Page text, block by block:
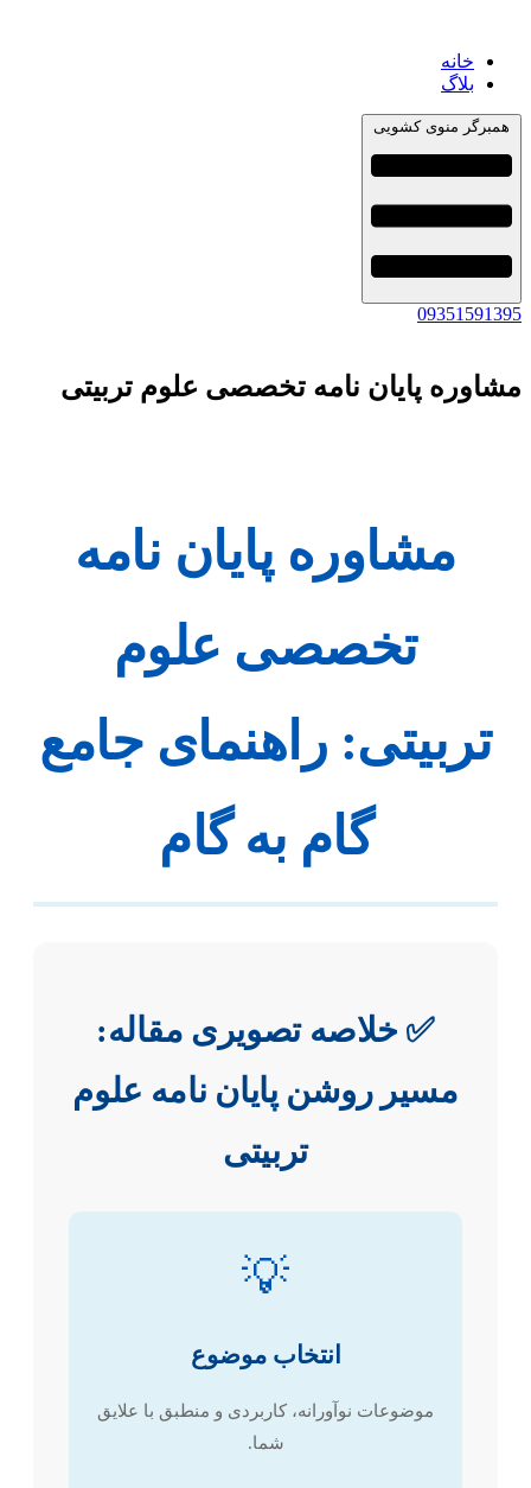
خانه
بلاگ
همبرگر منوی کشویی
09351591395
مشاوره پایان نامه تخصصی علوم تربیتی
مشاوره پایان نامه
تخصصی علوم
تربیتی: راهنمای جامع
گام به گام
✅ خلاصه تصویری مقاله:
مسیر روشن پایان نامه علوم
تربیتی
💡
انتخاب موضوع
موضوعات نوآورانه، کاربردی و منطبق با علایق
شما.